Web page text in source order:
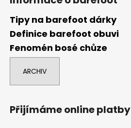
Tipy na barefoot dárky
Definice barefoot obuvi
Fenomén bosé chůze
ARCHIV
Přijímáme online platby